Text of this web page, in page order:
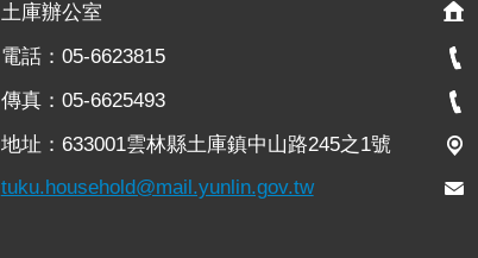
土庫辦公室
電話：05-6623815
傳真：05-6625493
地址：633001雲林縣土庫鎮中山路245之1號
tuku.household@mail.yunlin.gov.tw